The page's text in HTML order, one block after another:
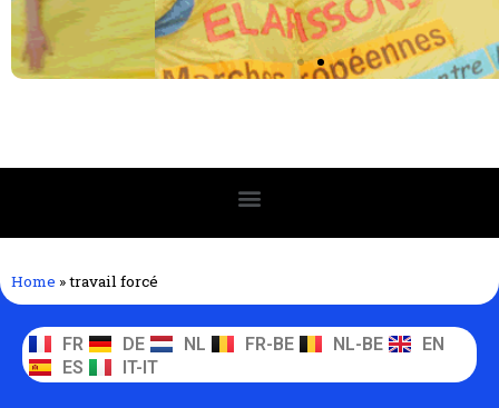
Home »travail forcé
FR DE NL FR-BE NL-BE
EN
ES
IT-IT